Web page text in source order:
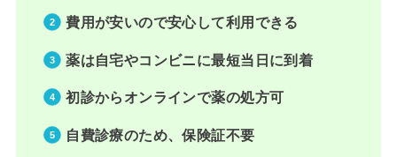
費用が安いので安心して利用できる
薬は自宅やコンビニに最短当日に到着
初診からオンラインで薬の処方可
自費診療のため、保険証不要